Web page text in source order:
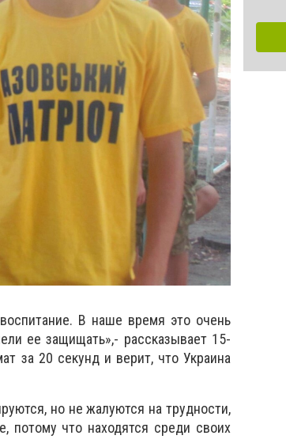
В наше время это очень
ее защищать»,- рассказывает 15-
за 20 секунд и верит, что Украина
но не жалуются на трудности,
потому что находятся среди своих